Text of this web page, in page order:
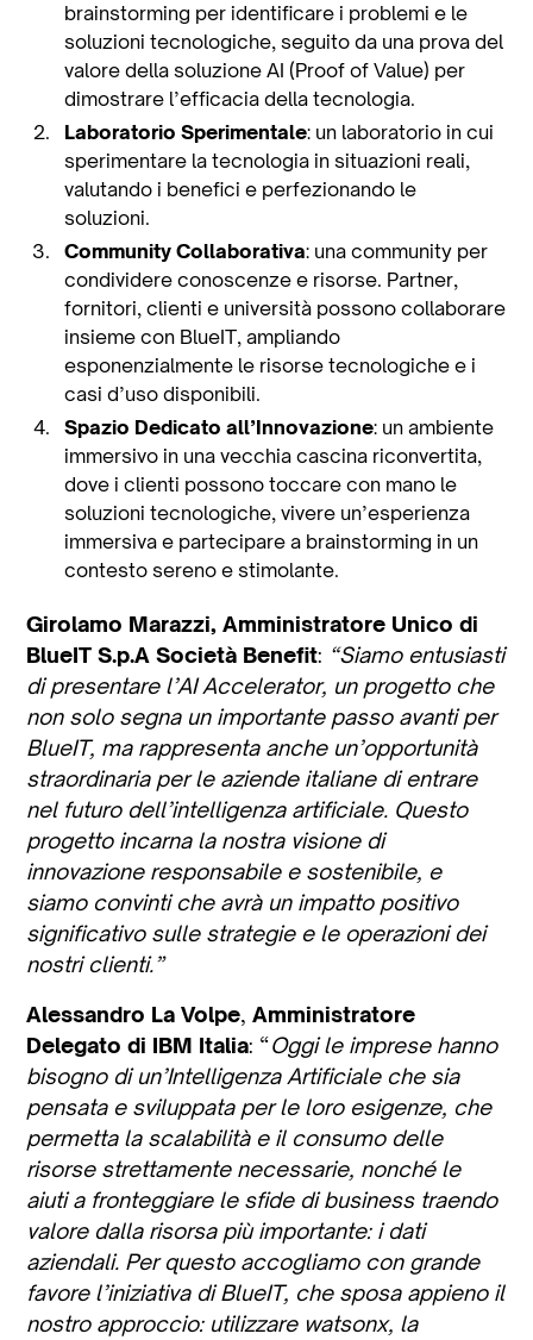
brainstorming per identificare i problemi e le
soluzioni tecnologiche, seguito da una prova del
valore della soluzione AI (Proof of Value) per
dimostrare l’efficacia della tecnologia.
Laboratorio Sperimentale: un laboratorio in cui
sperimentare la tecnologia in situazioni reali,
valutando i benefici e perfezionando le
soluzioni.
Community Collaborativa: una community per
condividere conoscenze e risorse. Partner,
fornitori, clienti e università possono collaborare
insieme con BlueIT, ampliando
esponenzialmente le risorse tecnologiche e i
casi d’uso disponibili.
Spazio Dedicato all’Innovazione: un ambiente
immersivo in una vecchia cascina riconvertita,
dove i clienti possono toccare con mano le
soluzioni tecnologiche, vivere un’esperienza
immersiva e partecipare a brainstorming in un
contesto sereno e stimolante.
Girolamo Marazzi, Amministratore Unico di
BlueIT S.p.A Società Benefit: “Siamo entusiasti
di presentare l’AI Accelerator, un progetto che
non solo segna un importante passo avanti per
BlueIT, ma rappresenta anche un’opportunità
straordinaria per le aziende italiane di entrare
nel futuro dell’intelligenza artificiale. Questo
progetto incarna la nostra visione di
innovazione responsabile e sostenibile, e
siamo convinti che avrà un impatto positivo
significativo sulle strategie e le operazioni dei
nostri clienti.”
Alessandro La Volpe,Amministratore
Delegato di IBM Italia: “Oggi le imprese hanno
bisogno di un’Intelligenza Artificiale che sia
pensata e sviluppata per le loro esigenze, che
permetta la scalabilità e il consumo delle
risorse strettamente necessarie, nonché le
aiuti a fronteggiare le sfide di business traendo
valore dalla risorsa più importante: i dati
aziendali. Per questo accogliamo con grande
favore l’iniziativa di BlueIT, che sposa appieno il
nostro approccio: utilizzare watsonx, la